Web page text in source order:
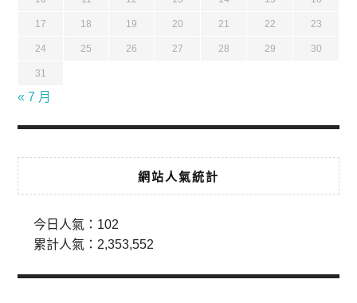
17 18 19 20 21 22 23
24 25 26 27 28 29 30
31
« 7 月
網站人氣統計
今日人氣： 102
累計人氣： 2,353,552